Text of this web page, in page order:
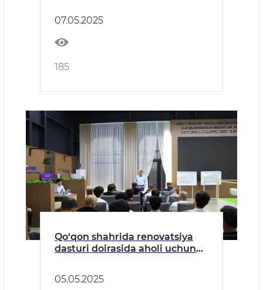
07.05.2025
185
Qo‘qon shahrida renovatsiya
dasturi doirasida aholi uchun
etilmoqda
05.05.2025